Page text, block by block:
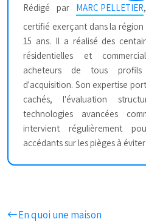
Rédigé par MARC PELLETIER
certifié exerçant dans la
15 ans. Il a réalisé des
résidentielles et
acheteurs de tous profils
d'acquisition. Son expertise
cachés, l'évaluation
technologies avancées
intervient régulièrement
accédants sur les pièges à
En quoi une maison